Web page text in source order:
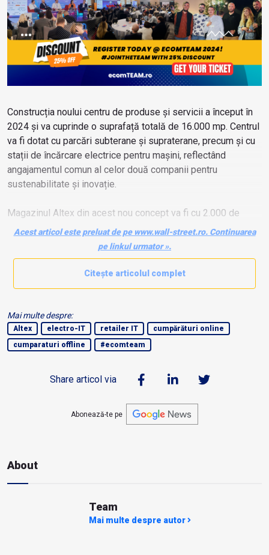
Construcția noului centru de produse și servicii a început în
2024 și va cuprinde o suprafață totală de 16.000 mp. Centrul
va fi dotat cu parcări subterane și supraterane, precum și cu
stații de încărcare electrice pentru mașini, reflectând
angajamentul comun al celor două companii pentru
sustenabilitate și inovație.
Magazinul Altex din acest nou concept va fi cu 2.000 de
metri pătrați mai mic decât cel menționat mai sus și descris
ca fiind cel mai mare magazin de tehnologie din România.
Acest articol este preluat de pe www.wall-street.ro. Continuarea
pe linkul urmator ».
Citește articolul complet
Mai multe despre:
Altex electro-IT retailer IT
cumpărături online
cumparaturi offline
#ecomteam
Share articol via
Abonează-te pe
About
Team
Mai multe despre autor